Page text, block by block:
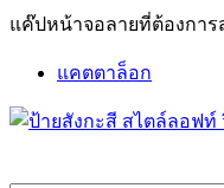
Skip
แค๊ปหน้าจอลายที่ต้องการ
แคตตาล็อก
ป้ายสังกะสี สไตล์ลอฟท์ วิน
ป้ายวินเทจ แต่งบ้าน ร้าน